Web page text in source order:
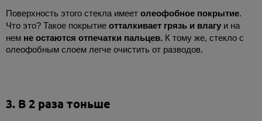
Поверхность этого стекла имеет олеофобное покрытие.
Что это? Такое покрытие отталкивает грязь и влагу и на
нем не остаются отпечатки пальцев. К тому же, стекло с
олеофобным слоем легче очистить от разводов.
3. В 2 раза тоньше